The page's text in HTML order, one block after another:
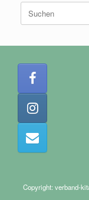
Suchen
nach:
Copyright: verband-